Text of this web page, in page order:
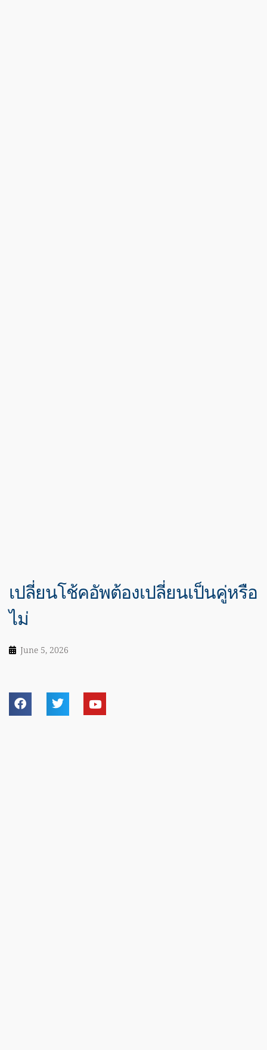
เปลี่ยนโช้คอัพต้องเปลี่ยนเป็นคู่หรือ
ไม่
June 5, 2026